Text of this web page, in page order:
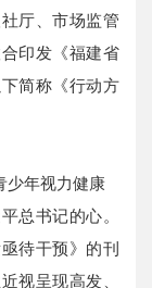
厅、市场监管
印发《福建省
简称《行动方
年视力健康
书记的心。
待干预》的刊
视呈现高发、